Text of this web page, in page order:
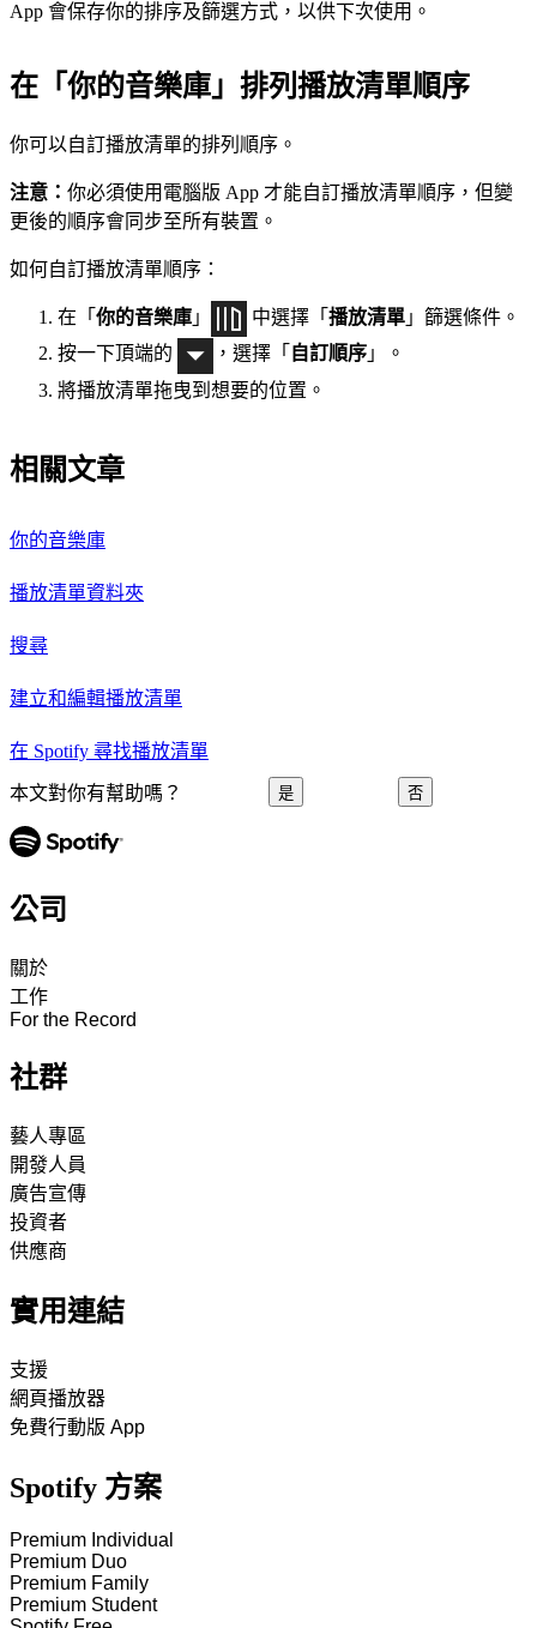
App 會保存你的排序及篩選方式，以供下次使用。
在「你的音樂庫」排列播放清單順序
你可以自訂播放清單的排列順序。
注意： 你必須使用電腦版 App 才能自訂播放清單順序，但變
更後的順序會同步至所有裝置。
如何自訂播放清單順序：
在「 你的音樂庫 」 中選擇「 播放清單 」篩選條件。
按一下頂端的
，選擇「 自訂順序 」。
將播放清單拖曳到想要的位置。
相關文章
你的音樂庫
播放清單資料夾
搜尋
建立和編輯播放清單
在 Spotify 尋找播放清單
本文對你有幫助嗎？ 是 否
公司
關於
工作
For the Record
社群
藝人專區
開發人員
廣告宣傳
投資者
供應商
實用連結
支援
網頁播放器
免費行動版 App
Spotify 方案
Premium Individual
Premium Duo
Premium Family
Premium Student